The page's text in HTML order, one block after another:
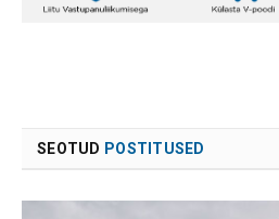
SEOTUD POSTITUSED